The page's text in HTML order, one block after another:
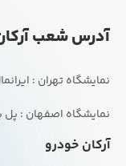
آدرس شعب
نمایشگاه اصفهان : پل
آرکان خودرو